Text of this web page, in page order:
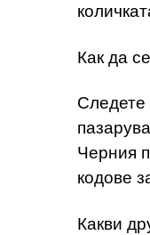
Как да
Следете
Черния
кодове
Какви